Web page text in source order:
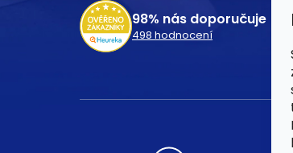
98% nás doporučuje
498 hodnocení